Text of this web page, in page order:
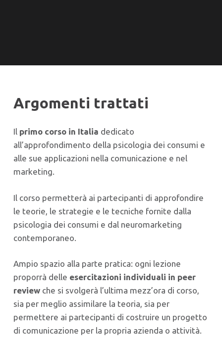
Argomenti trattati
Il primo corso in Italia dedicato
all’approfondimento della psicologia dei consumi e
alle sue applicazioni nella comunicazione e nel
marketing.
Il corso permetterà ai partecipanti di approfondire
le teorie, le strategie e le tecniche fornite dalla
psicologia dei consumi e dal neuromarketing
contemporaneo.
Ampio spazio alla parte pratica: ogni lezione
proporrà delle esercitazioni individuali in peer
review che si svolgerà l’ultima mezz’ora di corso,
sia per meglio assimilare la teoria, sia per
permettere ai partecipanti di costruire un progetto
di comunicazione per la propria azienda o attività.